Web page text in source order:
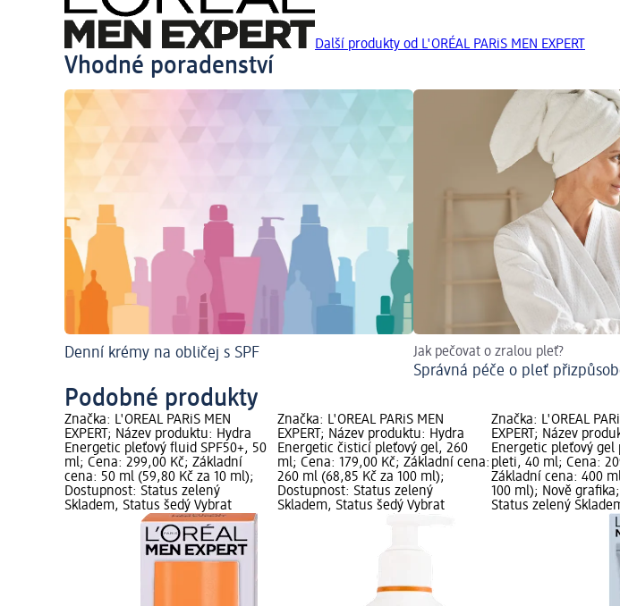
Další produkty od L'ORÉAL PARiS MEN EXPERT
Vhodné poradenství
Denní krémy na obličej s SPF Jak pečovat o zralou pleť?
Správná péče o pleť
Podobné produkty
Značka: L'ORÉAL PARiS MEN
EXPERT; Název produktu: Hydra
Energetic pleťový fluid SPF50+, 50
ml; Cena: 299,00 Kč; Základní
cena: 50 ml (59,80 Kč za 10 ml);
Dostupnost: Status zelený
Skladem, Status šedý Vybrat
Značka: L'ORÉAL PARiS MEN
EXPERT; Název produktu: Hydra
Energetic čisticí pleťový gel, 260
ml; Cena: 179,00 Kč; Základní cena:
260 ml (68,85 Kč za 100 ml);
Dostupnost: Status zelený
Skladem, Status šedý Vybrat
Značka: L'ORÉAL
EXPERT; Název
Energetic pleťový gel
pleti, 40 ml; Cena:
Základní cena: 400
100 ml); Nově
Status zelený